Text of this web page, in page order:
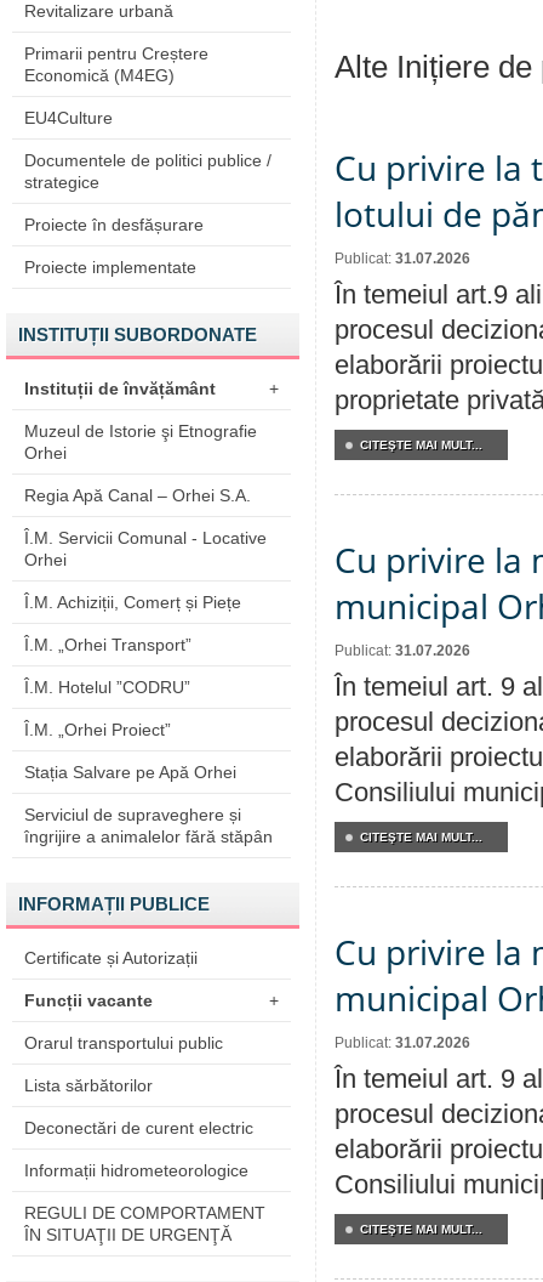
Revitalizare urbană
Primarii pentru Creștere
Economică (M4EG)
EU4Culture
Documentele de politici publice /
strategice
Proiecte în desfășurare
Proiecte implementate
INSTITUȚII SUBORDONATE
Instituții de învățământ +
Muzeul de Istorie şi Etnografie
Orhei
Regia Apă Canal – Orhei S.A.
Î.M. Servicii Comunal - Locative
Orhei
Î.M. Achiziții, Comerț și Piețe
Î.M. „Orhei Transport”
Î.M. Hotelul ”CODRU”
Î.M. „Orhei Proiect”
Stația Salvare pe Apă Orhei
Serviciul de supraveghere și
îngrijire a animalelor fără stăpân
INFORMAȚII PUBLICE
Certificate și Autorizații
Funcții vacante +
Orarul transportului public
Lista sărbătorilor
Deconectări de curent electric
Informații hidrometeorologice
REGULI DE COMPORTAMENT
ÎN SITUAŢII DE URGENŢĂ
Alte Inițiere de
Cu privire la
lotului de
Publicat: 31.07.2026
În temeiul art.9
procesul
elaborării
proprietate
CITEŞTE MAI MULT...
Cu privire la
municipal
Publicat: 31.07.2026
În temeiul art. 9
procesul
elaborării
Consiliului
CITEŞTE MAI MULT...
Cu privire la
municipal
Publicat: 31.07.2026
În temeiul art. 9
procesul
elaborării
Consiliului
CITEŞTE MAI MULT...